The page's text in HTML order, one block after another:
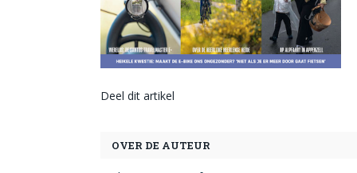
Deel dit artikel
OVER DE AUTEUR